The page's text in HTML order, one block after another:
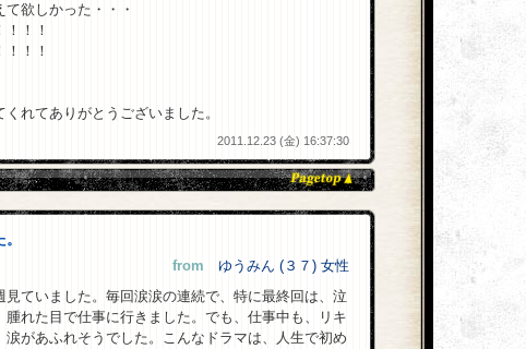
欲しかった・・・
！！
！！
れてありがとうございました。
2011.12.23 (金) 16:37:30
from ゆうみん (３７) 女性
見ていました。毎回涙涙の連続で、特に最終回は、泣
腫れた目で仕事に行きました。でも、仕事中も、リキ
涙があふれそうでした。こんなドラマは、人生で初め